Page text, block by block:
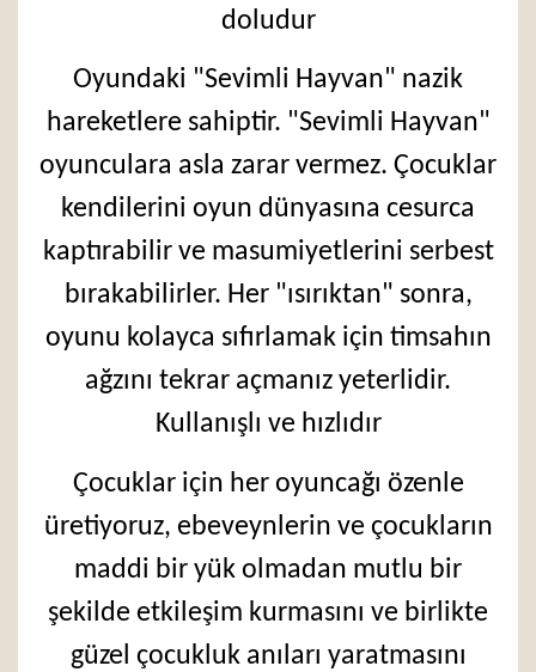
doludur
Oyundaki "Sevimli Hayvan" nazik
hareketlere sahiptir. "Sevimli Hayvan"
oyunculara asla zarar vermez. Çocuklar
kendilerini oyun dünyasına cesurca
kaptırabilir ve masumiyetlerini serbest
bırakabilirler. Her "ısırıktan" sonra,
oyunu kolayca sıfırlamak için timsahın
ağzını tekrar açmanız yeterlidir.
Kullanışlı ve hızlıdır
Çocuklar için her oyuncağı özenle
üretiyoruz, ebeveynlerin ve çocukların
maddi bir yük olmadan mutlu bir
şekilde etkileşim kurmasını ve birlikte
güzel çocukluk anıları yaratmasını